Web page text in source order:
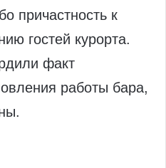
причастность к
гостей курорта.
факт
работы бара,